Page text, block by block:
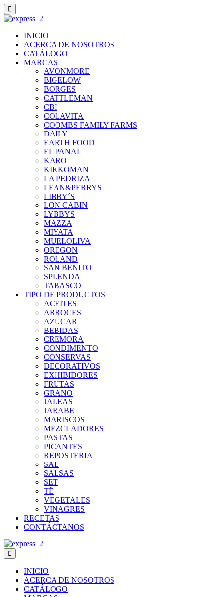
INICIO
ACERCA DE NOSOTROS
CATÁLOGO
MARCAS
AVONMORE
BIGELOW
BORGES
CATTLEMAN
CBI
COLAVITA
COOMBS FAMILY FARMS
DAILY
EARTH FOOD
EL PANAL
KARO
KIKKOMAN
LA PEDRIZA
LEAN&PERRYS
LIBBY´S
LON CABIN
LYBBYS
MAZZA
MIYATA
MUELOLIVA
OREGON
ROLAND
SAN BENITO
SPLENDA
TABASCO
TIPO DE PRODUCTOS
ACEITES
ARROCES
AZUCAR
BEBIDAS
CREMORA
CONDIMENTO
CONSERVAS
DECORATIVOS
EXHIBIDORES
FRUTAS
GRANO
JALEAS
JARABE
MARISCOS
MEZCLADORES
PASTAS
PICANTES
REPOSTERIA
SAL
SALSAS
SET
TË
VEGETALES
VINAGRES
RECETAS
CONTÁCTANOS
INICIO
ACERCA DE NOSOTROS
CATÁLOGO